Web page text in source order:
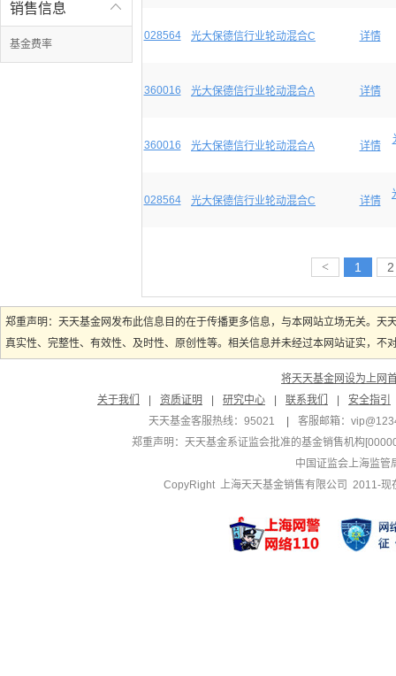

销售信息
基金费率
028564 光大保德信行业轮动混合C 详情
360016 光大保德信行业轮动混合A 详情
360016 光大保德信行业轮动混合A 详情
028564 光大保德信行业轮动混合C 详情
< 1 2
郑重声明：天天基金网发布此信息目的在于传播更多信息，与本网站立场无关。
真实性、完整性、有效性、及时性、原创性等。相关信息并未经过本网站证实，
将天天基金网设为上网
关于我们
资质证明 研究中心 联系我们
安全指引
天天基金客服热线：95021
客服邮箱：
郑重声明： 天天基金系证监会批准的基金销售机构
中国证监会上海监管
CopyRight 上海天天基金销售有限公司 2011-